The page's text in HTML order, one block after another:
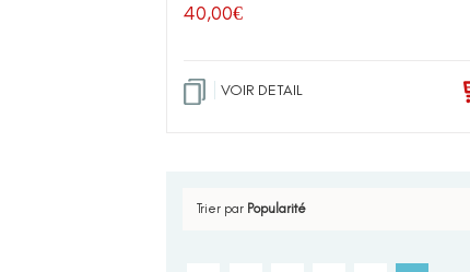
40,00€
VOIR DETAIL
Trier par Popularité